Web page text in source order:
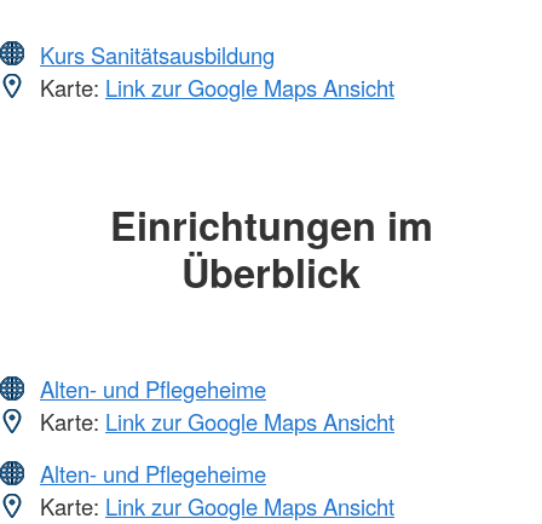
Kurs Sanitätsausbildung
Karte: Link zur Google Maps Ansicht
Einrichtungen im
Überblick
Alten- und Pflegeheime
Karte: Link zur Google Maps Ansicht
Alten- und Pflegeheime
Karte: Link zur Google Maps Ansicht